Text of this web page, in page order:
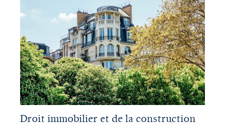
Droit immobilier et de la construction